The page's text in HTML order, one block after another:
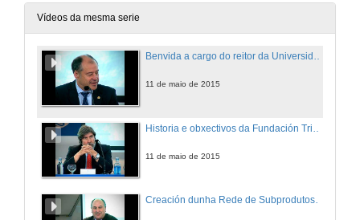
Vídeos da mesma serie
Benvida a cargo do reitor da Universidade de Vigo
11 de maio de 2015
11 de maio de 2015
Creación dunha Rede de Subprodutos e Refugallos Alimentarios da Eurorrexión Galicia-Norte de Portugal